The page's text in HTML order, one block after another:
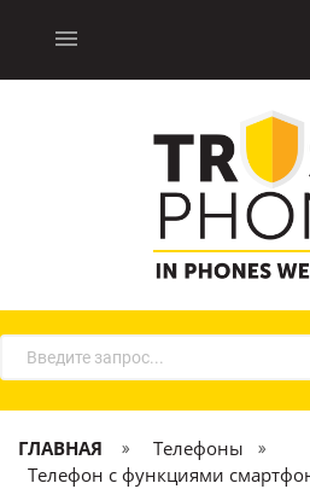
ГЛАВНАЯ
Телефоны
Телефон с функциями